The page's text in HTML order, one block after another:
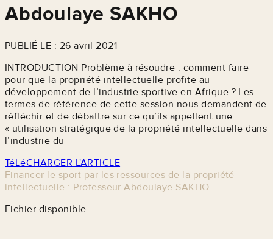
Abdoulaye SAKHO
PUBLIÉ LE : 26 avril 2021
INTRODUCTION Problème à résoudre : comment faire
pour que la propriété intellectuelle profite au
développement de l’industrie sportive en Afrique ? Les
termes de référence de cette session nous demandent de
réfléchir et de débattre sur ce qu’ils appellent une
« utilisation stratégique de la propriété intellectuelle dans
l’industrie du
TéLéCHARGER L'ARTICLE
Financer le sport par les ressources de la propriété
intellectuelle : Professeur Abdoulaye SAKHO
Fichier disponible